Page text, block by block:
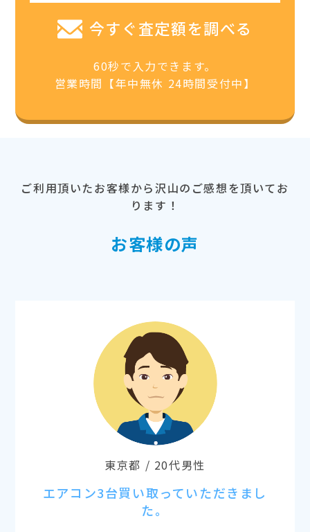
今すぐ査定額を調べる
60秒で入力できます。
営業時間【年中無休 24時間受付中】
ご利用頂いたお客様から沢山のご感想を頂いてお
ります！
お客様の声
東京都 / 20代男性
エアコン3台買い取っていただきまし
た。